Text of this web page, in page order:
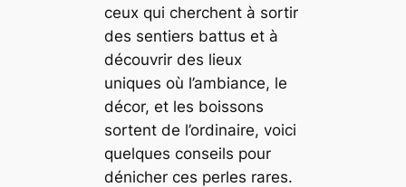
ceux qui cherchent à sortir
des sentiers battus et à
découvrir des lieux
uniques où l’ambiance, le
décor, et les boissons
sortent de l’ordinaire, voici
quelques conseils pour
dénicher ces perles rares.